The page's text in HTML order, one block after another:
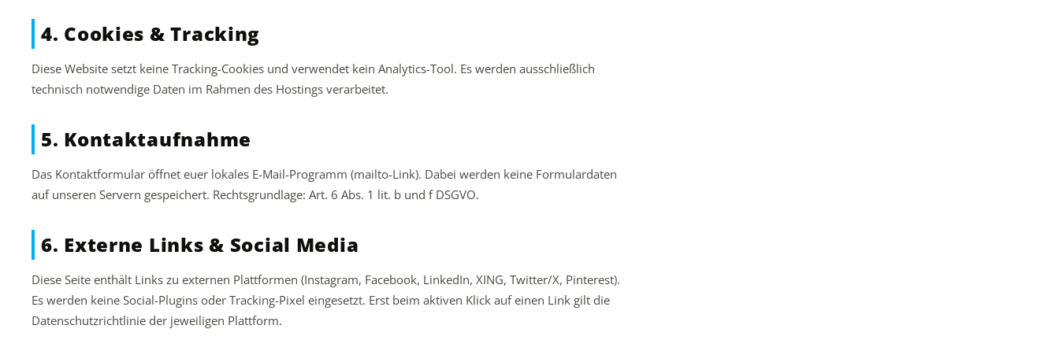
4. Cookies & Tracking
Diese Website setzt keine Tracking-Cookies und verwendet kein Analytics-Tool. Es werden ausschließlich
technisch notwendige Daten im Rahmen des Hostings verarbeitet.
5. Kontaktaufnahme
Das Kontaktformular öffnet euer lokales E-Mail-Programm (mailto-Link). Dabei werden keine Formulardaten
auf unseren Servern gespeichert. Rechtsgrundlage: Art. 6 Abs. 1 lit. b und f DSGVO.
6. Externe Links & Social Media
Diese Seite enthält Links zu externen Plattformen (Instagram, Facebook, LinkedIn, XING, Twitter/X, Pinterest).
Es werden keine Social-Plugins oder Tracking-Pixel eingesetzt. Erst beim aktiven Klick auf einen Link gilt die
Datenschutzrichtlinie der jeweiligen Plattform.